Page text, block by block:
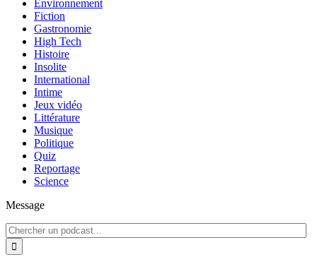
Environnement
Fiction
Gastronomie
High Tech
Histoire
Insolite
International
Intime
Jeux vidéo
Littérature
Musique
Politique
Quiz
Reportage
Science
Message